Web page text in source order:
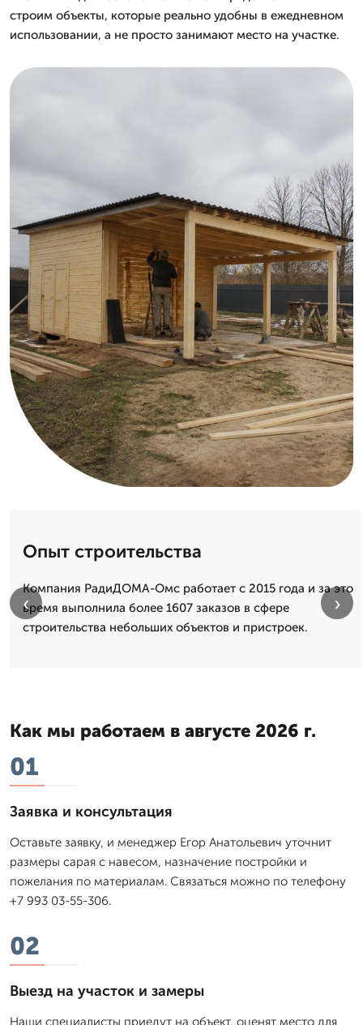
строим объекты, которые реально удобны в ежедневном
использовании, а не просто занимают место на участке.
Опыт строительства
Компания РадиДОМА-Омс работает с 2015 года и за это
время выполнила более 1607 заказов в сфере
строительства небольших объектов и пристроек.
‹ ›
Как мы работаем в августе 2026 г.
01
Заявка и консультация
Оставьте заявку, и менеджер Егор Анатольевич уточнит
размеры сарая с навесом, назначение постройки и
пожелания по материалам. Связаться можно по телефону
+7 993 03-55-306.
02
Выезд на участок и замеры
Наши специалисты приедут на объект, оценят место для